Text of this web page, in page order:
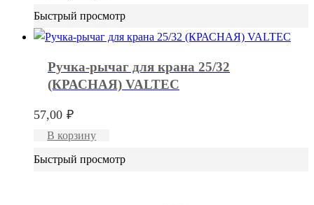
Быстрый просмотр
Ручка-рычаг для крана 25/32
(КРАСНАЯ) VALTEC
57,00 ₽
В корзину
Быстрый просмотр